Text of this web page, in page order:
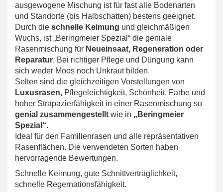
ausgewogene Mischung ist für fast alle Bodenarten
und Standorte (bis Halbschatten) bestens geeignet.
Durch die schnelle Keimung und gleichmäßigen
Wuchs, ist „Beringmeier Spezial“ die geniale
Rasenmischung für Neueinsaat, Regeneration oder
Reparatur. Bei richtiger Pflege und Düngung kann
sich weder Moos noch Unkraut bilden.
Selten sind die gleichzeitigen Vorstellungen von
Luxusrasen, Pflegeleichtigkeit, Schönheit, Farbe und
hoher Strapazierfähigkeit in einer Rasenmischung so
genial zusammengestellt wie in „Beringmeier
Spezial“.
Ideal für den Familienrasen und alle repräsentativen
Rasenflächen. Die verwendeten Sorten haben
hervorragende Bewertungen.
Schnelle Keimung, gute Schnittverträglichkeit,
schnelle Regernationsfähigkeit.